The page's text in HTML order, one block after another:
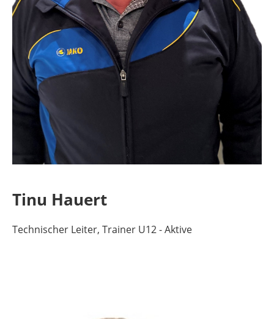
Tinu Hauert
Technischer Leiter, Trainer U12 - Aktive